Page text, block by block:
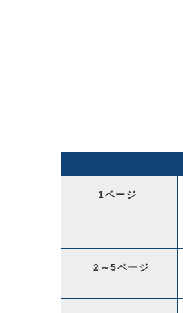
1ページ
2～5ページ